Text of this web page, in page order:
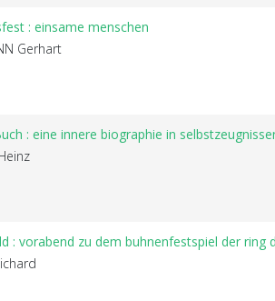
: einsame menschen
Gerhart
: eine innere biographie in
: vorabend zu dem buhnenfestspiel der ring